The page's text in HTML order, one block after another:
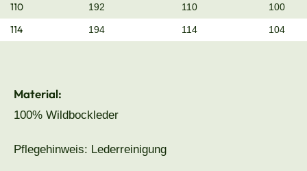
110 192 110 100
114 194 114 104
Material:
100% Wildbockleder
Pflegehinweis: Lederreinigung